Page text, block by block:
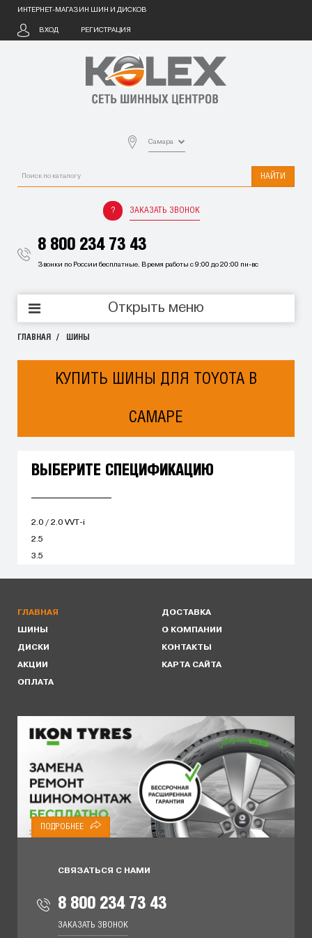
ИНТЕРНЕТ-МАГАЗИН ШИН И ДИСКОВ
ВХОД РЕГИСТРАЦИЯ
Самара
НАЙТИ
ЗАКАЗАТЬ ЗВОНОК
8 800 234 73 43
Звонки по России бесплатные. Время работы с 9:00 до 20:00 пн-вс
Открыть меню
ГЛАВНАЯ ШИНЫ
КУПИТЬ ШИНЫ ДЛЯ TOYOTA В
САМАРЕ
ВЫБЕРИТЕ СПЕЦИФИКАЦИЮ
2.0 / 2.0 VVT-i
2.5
3.5
ГЛАВНАЯ
ШИНЫ
ДИСКИ
АКЦИИ
ОПЛАТА
ДОСТАВКА
О КОМПАНИИ
КОНТАКТЫ
КАРТА САЙТА
ПОДРОБНЕЕ
СВЯЗАТЬСЯ С НАМИ
8 800 234 73 43
ЗАКАЗАТЬ ЗВОНОК